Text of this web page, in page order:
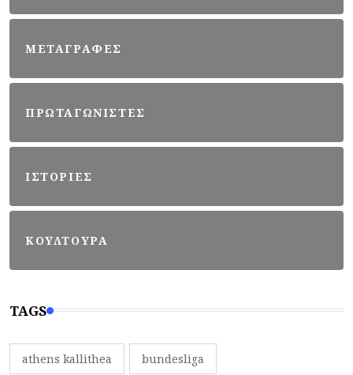
ΜΕΤΑΓΡΑΦΕΣ
ΠΡΩΤΑΓΩΝΙΣΤΕΣ
ΙΣΤΟΡΙΕΣ
ΚΟΥΛΤΟΥΡΑ
TAGS
athens kallithea bundesliga